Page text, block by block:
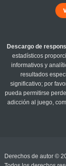
Descargo de
estadísticos
informativos y
resultados
significativo; por
pueda permitirse
adicción al juego,
Derechos de autor ©